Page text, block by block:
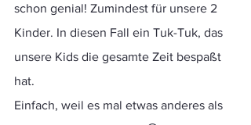
schon genial! Zumindest für unsere 2
Kinder. In diesen Fall ein Tuk-Tuk, das
unsere Kids die gesamte Zeit bespaßt
hat.
Einfach, weil es mal etwas anderes als